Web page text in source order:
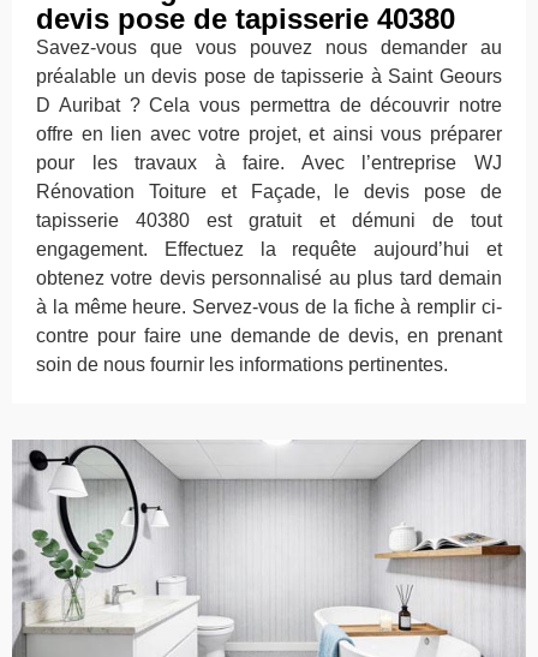
devis pose de tapisserie 40380
Savez-vous que vous pouvez nous demander au
préalable un devis pose de tapisserie à Saint Geours
D Auribat ? Cela vous permettra de découvrir notre
offre en lien avec votre projet, et ainsi vous préparer
pour les travaux à faire. Avec l’entreprise WJ
Rénovation Toiture et Façade, le devis pose de
tapisserie 40380 est gratuit et démuni de tout
engagement. Effectuez la requête aujourd’hui et
obtenez votre devis personnalisé au plus tard demain
à la même heure. Servez-vous de la fiche à remplir ci-
contre pour faire une demande de devis, en prenant
soin de nous fournir les informations pertinentes.